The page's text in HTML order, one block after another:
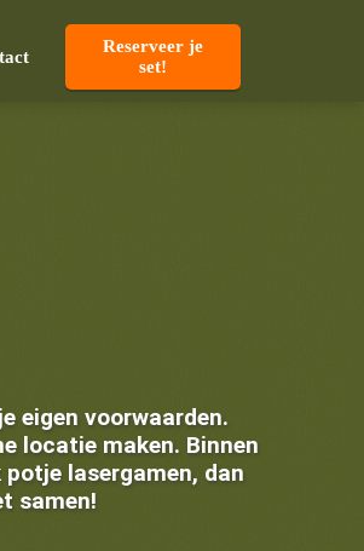
Reserveer je
set!
eigen voorwaarden.
locatie maken. Binnen
lasergamen, dan
samen!